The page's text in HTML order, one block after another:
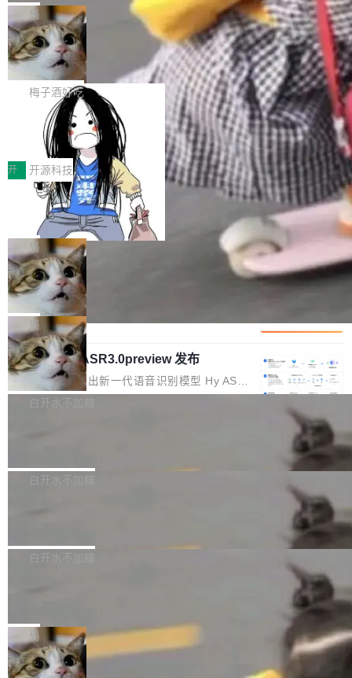
可控性和代码质量提出了更高要求。 首先是数据
安全与合规要求。对于大多数普通研发场景，公
有云模型能够满足快速试用和效率提升的需求。
但对于金融、能源、医疗等对数据安全要求较...
各业的Agent走向规模化建设，算力构成形态逐
渐丰富，用户关注的重点也在发生变化：不只是
让AI用起来，还要进一步看清混合算力时代下，
Token花在哪里、算力是否被充分利用，以及持
续增长的AI成本该如何优化。 深信服AI算力网关
正是围绕这些实际问题，从Token治理和成本治
理两个方面，让用户的每一份算力都看得清、管
得住、用得稳、省得下、更安全！ 一、从现在开
始，Token使用一目...
Bigtable 作者之一。TensorFlow 的作者之一。
Gemini 的架构师。Google 首席科学家。 Jeff D
ean 在 Google 工作了 27 年后，宣布离职。 他
不是一个人走。一同离开的还有 Sanjay Ghema
wat（Google 员工编号 23，Jeff Dean 二十多
年的编程搭档，MapReduce 和 Bigtable 的共同
作者）、Quoc Le（Google 大脑核心成员，Se
q2Seq 和 DocAI 的共同发明人）以及 Oriol Vin
yals（Gemini 联合负责人，AlphaSta...
局
🔥 SolonCode v2026.8.4 发布：界面
字体可调、22 种语言、记忆搜索增强
打开终端就能上岗的全中文编码智能体，这一轮
把「看得清、用母语、记得住」三件事一次补
齐。 SolonCode 是什么 SolonCode 是杭州无
耳科技研发的企业级终端编码智能体——一位全
中文驱动的数字员工，自主理解需求、规划步
骤、编写代码。不挑模型、不挑平台，curl 一行
装完即用。 开源地址：Gitee · GitCode · GitHu
b 安装 支持 Java 8+（8~26）、macOS / Linu
x / Windows / Harmony PC。 # macOS / Linu
x / Harmony PC curl -fsSL https://solon.noea
r.org/solon...
梅子酒好吃
让“代码语义理解”深度释放AI Coding
价值潜能：华为云码道（CodeArts）
代码仓技术解析
一、代码仓深度理解技术的作用与价值 在软件工
程实践中，代码仓是企业核心知识资产的主要载
体。企业级代码仓库通常包含数十万乃至数百万
个文件，其规模远超单次模型调用可承载的上下
文窗口。随着项目规模的持续扩张与代码历史的
不断累积，代码仓中的模块关系、接口契约、业
务逻辑等关键信息往往分散于数十乃至数百个文
件之中，形成高度复杂的知识关联网络。传统的
代码检索手段（如关键词匹配、目录遍历）仅能
在语法层面完成文本定位，难以触及代码的语义
内涵与结构关联，导致开发者使用代码智能体在
理解大规模代码仓时面临显著"代码仓理解"瓶
颈。 代码仓深度理解服务（以下简称" CodeBas
e深度理解服务"）是华为云码道（CodeA...
开 开源科技
一条“删库”命令跑 17 小时，算法工程
师删光 89TB 数据只为干私活
最高人民检察院8月4日公布了一起案件：北京一
名90后算法工程师王某，为了给自己接的私活腾
服务器空间，删光了公司AI游戏部门的全部核心
数据。 王某2024年1月入职东城区某科技公司AI
短剧部门，有互联网大厂背景。在公司内部架构
调整期间，部门三次通知全员将数据从A集群迁
移到B集群，王某都回复了"收到"。 他没有迁移
数据。2024年9月3日下午4点，他使用此前登录
的账号密码进入A集群，输入了一条被程序员圈
称为"删库跑路"的命令——最高管理员权限、无
自研的多个文生3D和...
局
Cloudflare 分享推理优化实践：KV ca
che 量化 + 权重压缩，吞吐量提升 4
1%，成本降 30%
Kimi 和 GLM 是当前最强的大模型系列之一，但
它们有一个共同的问题：太吃显存了。月之暗面
的 Kimi K 系列和智谱的 GLM 都是长上下文、M
oE 架构的大模型，好用到让人上瘾，但 GPU 显
存永远不够用。 Cloudflare 的 Workers AI 团队
一直在跑这些模型的推理。他们在官方博客上发
整性保护。效果是：吞吐量提升 41%，每 token
局
腾讯混元 Hy ASR3.0preview 发布
腾讯混元正式推出新一代语音识别模型 Hy ASR
3.0preview。基于最新一代大语言模型 Hy3 的
让语音识别不再只是听清，而是真正听懂。通过
w 不要求标准普通话，方言识别覆盖粤语、吴语
白开水不加糖
新和少量网页兼容性修复版本。 Changes/fixe
容提供的字体时出现的几个问题 为避免音频加
质的最低采样率）的音频格式将被拒绝 修复了 C
SS 圆角虚线样式中可能存在的问题 如果表单中
的图像元素不在同一个子树中，则它们将不再关
白开水不加糖
发布的 Release Notes，他利用 AI 工具（如 Co
最强的若干项。对于尚未正式发版的 PG 19，则
通过拉取过去一年内（从 PG 18 Beta1 时间点
至今）的所有 commit，同样交由 AI 分析提炼。
白开水不加糖
维护工作一直与我的日常工作、家务、社交生活
和休闲娱乐竞争时间。" 这是 libexpat 维护者 S
ebastian Pipping 写在博客里的话。8 月 4 日，
局
Firefox 153.0.3 发布